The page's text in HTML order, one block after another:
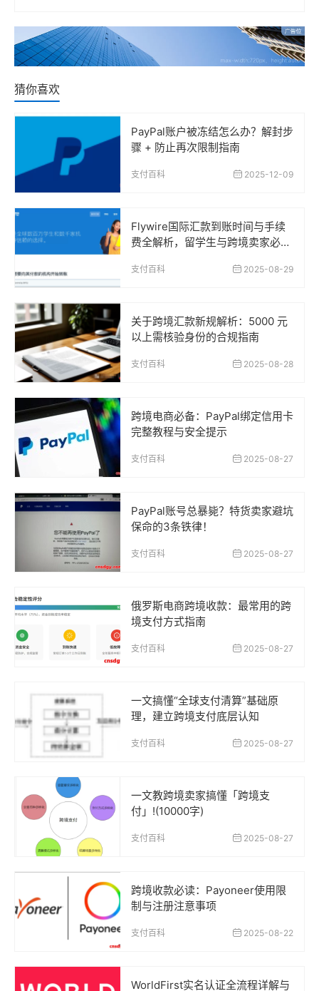
猜你喜欢
PayPal账户被冻结怎么办？解封步
骤 + 防止再次限制指南
支付百科 2025-12-09
Flywire国际汇款到账时间与手续
费全解析，留学生与跨境卖家必读
支付百科 2025-08-29
关于跨境汇款新规解析：5000 元
以上需核验身份的合规指南
支付百科 2025-08-28
跨境电商必备：PayPal绑定信用卡
完整教程与安全提示
支付百科 2025-08-27
PayPal账号总暴毙？特货卖家避坑
保命的3条铁律！
支付百科 2025-08-27
俄罗斯电商跨境收款：最常用的跨
境支付方式指南
支付百科 2025-08-27
一文搞懂“全球支付清算”基础原
理，建立跨境支付底层认知
支付百科 2025-08-27
一文教跨境卖家搞懂「跨境支
付」!(10000字)
支付百科 2025-08-27
跨境收款必读：Payoneer使用限
制与注册注意事项
支付百科 2025-08-22
WorldFirst实名认证全流程详解与